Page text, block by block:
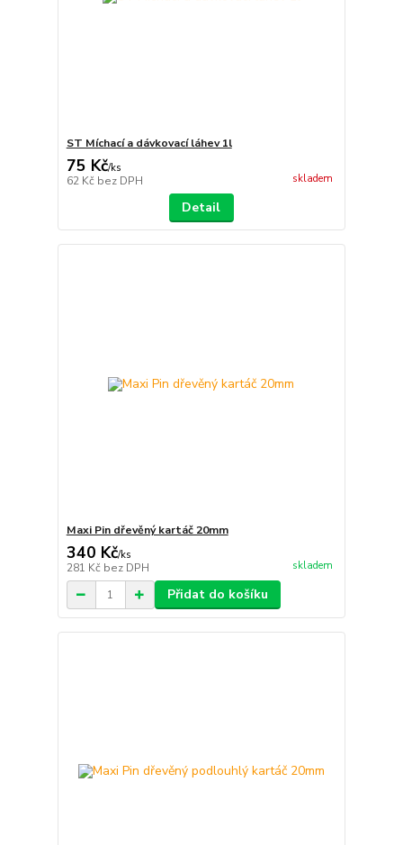
ST Míchací a dávkovací láhev 1l
75 Kč/ks
62 Kč bez DPH skladem
Detail
Maxi Pin dřevěný kartáč 20mm
340 Kč/ks
281 Kč bez DPH skladem
Přidat do košíku